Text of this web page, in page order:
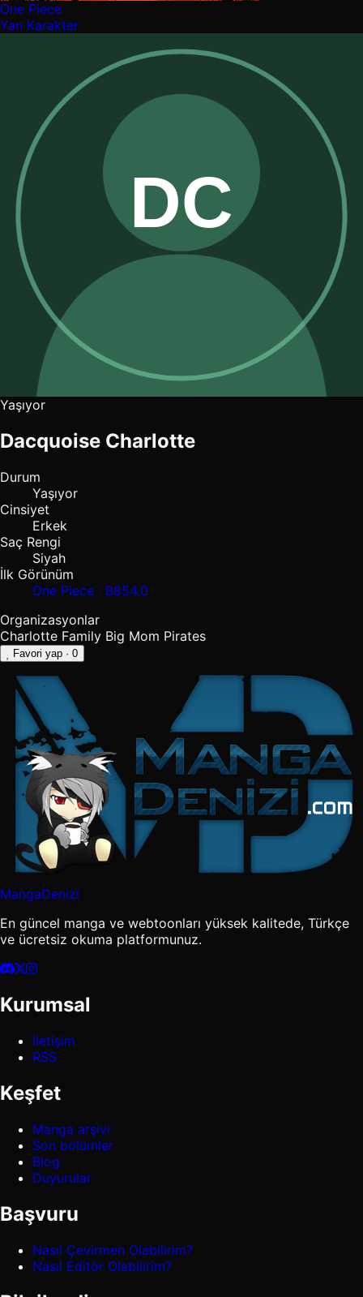
One Piece
Yan Karakter
Yaşıyor
Dacquoise Charlotte
Durum
Yaşıyor
Cinsiyet
Erkek
Saç Rengi
Siyah
İlk Görünüm
One Piece · B854.0
Organizasyonlar
Charlotte Family Big Mom Pirates
Favori yap · 0
MangaDenizi
En güncel manga ve webtoonları yüksek kalitede, Türkçe
ve ücretsiz okuma platformunuz.
Kurumsal
İletişim
RSS
Keşfet
Manga arşivi
Son bölümler
Blog
Duyurular
Başvuru
Nasıl Çevirmen Olabilirim?
Nasıl Editör Olabilirim?